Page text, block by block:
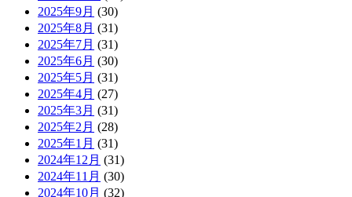
2025年9月 (30)
2025年8月 (31)
2025年7月 (31)
2025年6月 (30)
2025年5月 (31)
2025年4月 (27)
2025年3月 (31)
2025年2月 (28)
2025年1月 (31)
2024年12月 (31)
2024年11月 (30)
2024年10月 (32)